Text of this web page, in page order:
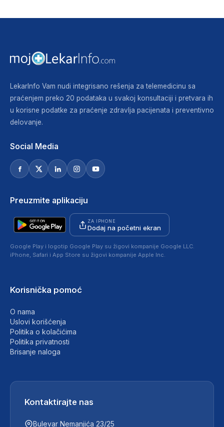
LekarInfo Vam nudi integrisano rešenja za telemedicinu sa
praćenjem preko 20 podataka u svakoj konsultaciji i pretvara ih
u korisne podatke za praćenje zdravlja pacijenata i preventivno
delovanje.
Social Media
Preuzmite aplikaciju
ZA IPHONE
Dodaj na početni ekran
Google Play i logotip Google Play su žigovi kompanije Google LLC.
iPhone, Safari i App Store su žigovi kompanije Apple Inc.
Korisnička pomoć
O nama
Uslovi korišćenja
Politika o kolačićima
Politika privatnosti
Brisanje naloga
Kontaktirajte nas
Bulevar Nemanjića 23/25